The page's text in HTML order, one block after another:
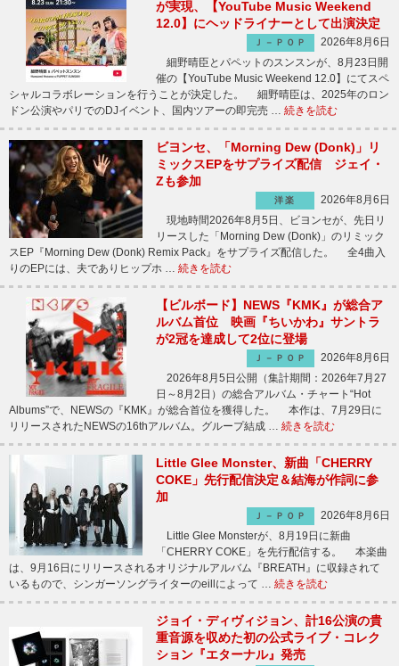
が実現、【YouTube Music Weekend
12.0】にヘッドライナーとして出演決定
Ｊ－ＰＯＰ
2026年8月6日
細野晴臣とパペットのスンスンが、8月23日開
催の【YouTube Music Weekend 12.0】にてスペ
シャルコラボレーションを行うことが決定した。 細野晴臣は、2025年のロン
ドン公演やパリでのDJイベント、国内ツアーの即完売 … 続きを読む
ビヨンセ、「Morning Dew (Donk)」リ
ミックスEPをサプライズ配信 ジェイ・
Zも参加
洋楽
2026年8月6日
現地時間2026年8月5日、ビヨンセが、先日リ
リースした「Morning Dew (Donk)」のリミック
スEP『Morning Dew (Donk) Remix Pack』をサプライズ配信した。 全4曲入
りのEPには、夫でありヒップホ … 続きを読む
【ビルボード】NEWS『KMK』が総合ア
ルバム首位 映画『ちいかわ』サントラ
が2冠を達成して2位に登場
Ｊ－ＰＯＰ
2026年8月6日
2026年8月5日公開（集計期間：2026年7月27
日～8月2日）の総合アルバム・チャート“Hot
Albums”で、NEWSの『KMK』が総合首位を獲得した。 本作は、7月29日に
リリースされたNEWSの16thアルバム。グループ結成 … 続きを読む
Little Glee Monster、新曲「CHERRY
COKE」先行配信決定＆結海が作詞に参
加
Ｊ－ＰＯＰ
2026年8月6日
Little Glee Monsterが、8月19日に新曲
「CHERRY COKE」を先行配信する。 本楽曲
は、9月16日にリリースされるオリジナルアルバム『BREATH』に収録されて
いるもので、シンガーソングライターのeillによって … 続きを読む
ジョイ・ディヴィジョン、計16公演の貴
重音源を収めた初の公式ライブ・コレク
ション『エターナル』発売